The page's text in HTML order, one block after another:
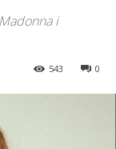
i
0
543